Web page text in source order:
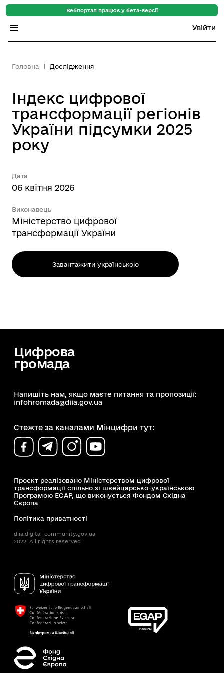
Вебпортал працює у бета-версії
Увійти
Цифровий путівник
База знань
Новини
Пошук
Головна Дослідження
Індекс цифрової
трансформації регіонів
України підсумки 2025
року
Дата
06 квітня 2026
Виконавець
Міністерство цифрової
трансформації України
Завантажити українською
Цифрова
громада
Напишіть нам, якщо маєте питання та пропозиції:
infohromada@diia.gov.ua
Стежте за каналами Мінцифри тут:
Проєкт реалізовано Міністерством цифрової
трансформації спільно зі швейцарсько-українською
Програмою EGAP, що виконується Фондом Східна
Європа
Політика приватності
diia.digital-community.gov.ua
2022. All rights reserved